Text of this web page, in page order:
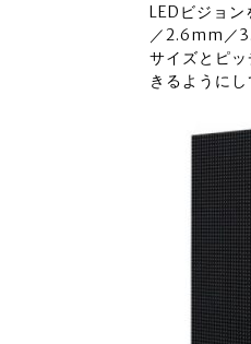
LEDビジョ
／2.6mm／
サイズとピ
きるようにし